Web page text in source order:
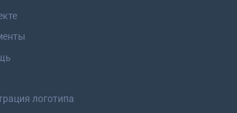
логотипа